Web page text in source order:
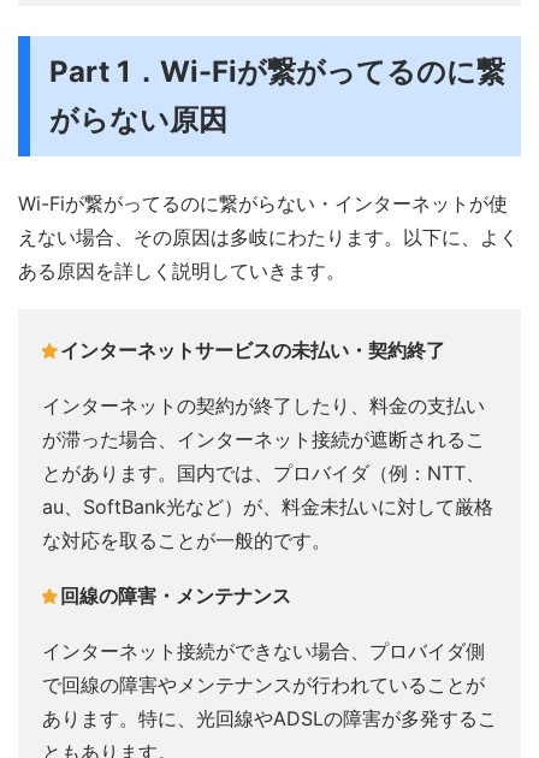
Part 1．Wi-Fiが繋がってるのに繋
がらない原因
Wi-Fiが繋がってるのに繋がらない・インターネットが使
えない場合、その原因は多岐にわたります。以下に、よく
ある原因を詳しく説明していきます。
インターネットサービスの未払い・契約終了
インターネットの契約が終了したり、料金の支払い
が滞った場合、インターネット接続が遮断されるこ
とがあります。国内では、プロバイダ（例：NTT、
au、SoftBank光など）が、料金未払いに対して厳格
な対応を取ることが一般的です。
回線の障害・メンテナンス
インターネット接続ができない場合、プロバイダ側
で回線の障害やメンテナンスが行われていることが
あります。特に、光回線やADSLの障害が多発するこ
ともあります。